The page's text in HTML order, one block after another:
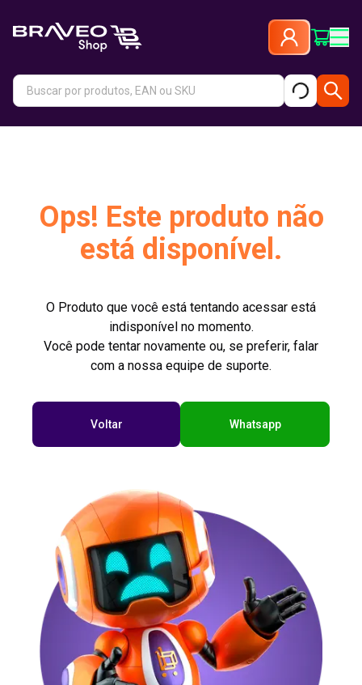
Ops! Este produto não
está disponível.
O Produto que você está tentando acessar está
indisponível no momento.
Você pode tentar novamente ou, se preferir, falar
com a nossa equipe de suporte.
Voltar Whatsapp